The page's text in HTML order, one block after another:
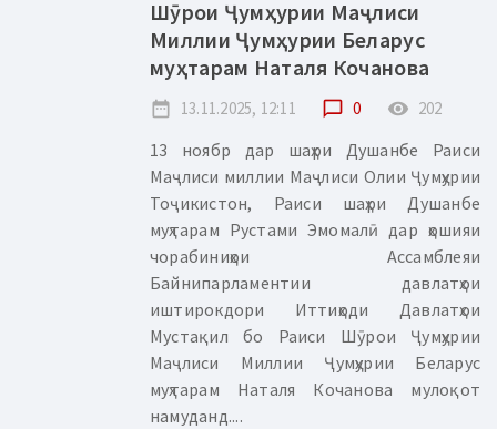
Шӯрои Ҷумҳурии Маҷлиси
Миллии Ҷумҳурии Беларус
муҳтарам Наталя Кочанова
date_range 13.11.2025, 12:11 chat_bubble_outline 0 remove_red_eye 202
13 ноябр дар шаҳри Душанбе Раиси
Маҷлиси миллии Маҷлиси Олии Ҷумҳурии
Тоҷикистон, Раиси шаҳри Душанбе
муҳтарам Рустами Эмомалӣ дар ҳошияи
чорабиниҳои Ассамблеяи
Байнипарламентии давлатҳои
иштирокдори Иттиҳоди Давлатҳои
Мустақил бо Раиси Шӯрои Ҷумҳурии
Маҷлиси Миллии Ҷумҳурии Беларус
муҳтарам Наталя Кочанова мулоқот
намуданд....